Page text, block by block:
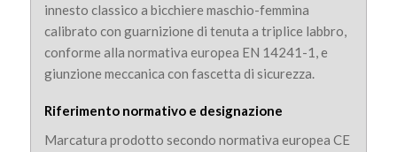
innesto classico a bicchiere maschio-femmina
calibrato con guarnizione di tenuta a triplice labbro,
conforme alla normativa europea EN 14241-1, e
giunzione meccanica con fascetta di sicurezza.
Riferimento normativo e designazione
Marcatura prodotto secondo normativa europea CE